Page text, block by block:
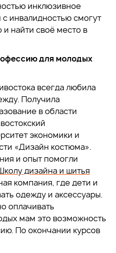
инклюзивное
инвалидностью смогут
и найти своё место в
для молодых
всегда любила
Получила
в области
экономики и
«Дизайн костюма».
и опыт помогли
дизайна и шитья
компания, где дети и
одежду и аксессуары.
оплачивать
мам это возможность
По окончании курсов